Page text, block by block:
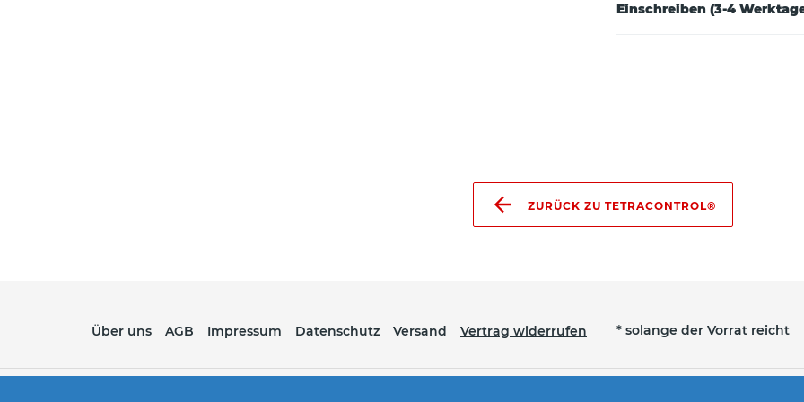
Einschreiben (3-4
ZURÜCK ZU TETRACONTROL®
Über uns AGB Impressum Datenschutz Versand Vertrag widerrufen * solange der Vorrat reicht